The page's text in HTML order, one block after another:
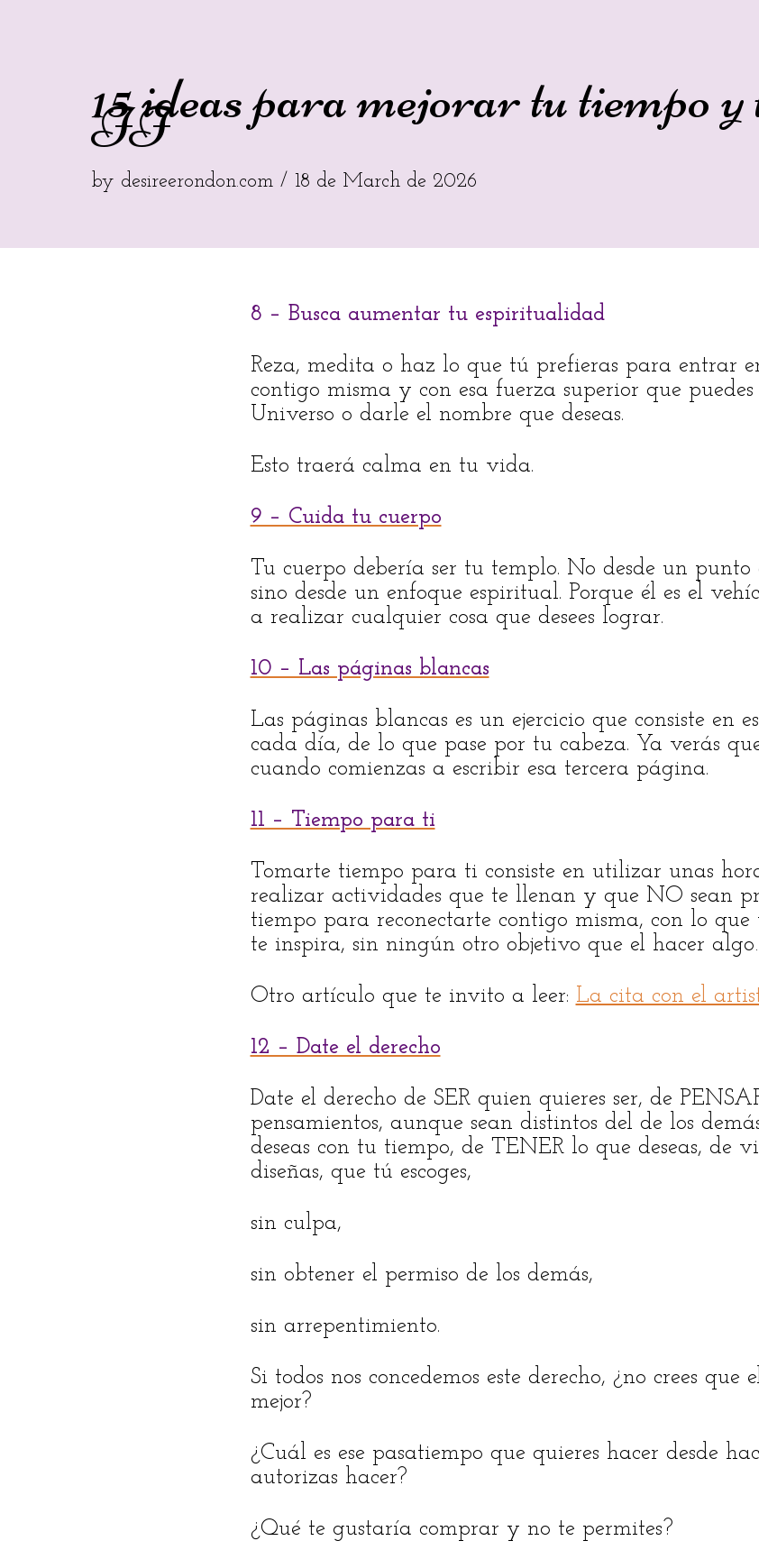
15 ideas para mejorar tu tiempo
II
by desireerondon.com 18 de March de 2026
8 – Busca aumentar tu espiritualidad
Reza, medita o haz lo que tú prefieras para entrar
contigo misma y con esa fuerza superior que
Universo o darle el nombre que deseas.
Esto traerá calma en tu vida.
9 – Cuida tu cuerpo
Tu cuerpo debería ser tu templo. No desde un
sino desde un enfoque espiritual. Porque él es el
a realizar cualquier cosa que desees lograr.
10 – Las páginas blancas
Las páginas blancas es un ejercicio que consiste en
cada día, de lo que pase por tu cabeza. Ya verás
cuando comienzas a escribir esa tercera página.
11 – Tiempo para ti
Tomarte tiempo para ti consiste en utilizar unas
realizar actividades que te llenan y que NO sean
tiempo para reconectarte contigo misma, con lo que
te inspira, sin ningún otro objetivo que el hacer
Otro artículo que te invito a leer: La cita con el
12 – Date el derecho
Date el derecho de SER quien quieres ser, de
pensamientos, aunque sean distintos del de los
deseas con tu tiempo, de TENER lo que deseas,
diseñas, que tú escoges,
sin culpa,
sin obtener el permiso de los demás,
sin arrepentimiento.
Si todos nos concedemos este derecho, ¿no crees
mejor?
¿Cuál es ese pasatiempo que quieres hacer desde
autorizas hacer?
¿Qué te gustaría comprar y no te permites?